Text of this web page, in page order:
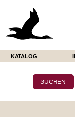
KATALOG